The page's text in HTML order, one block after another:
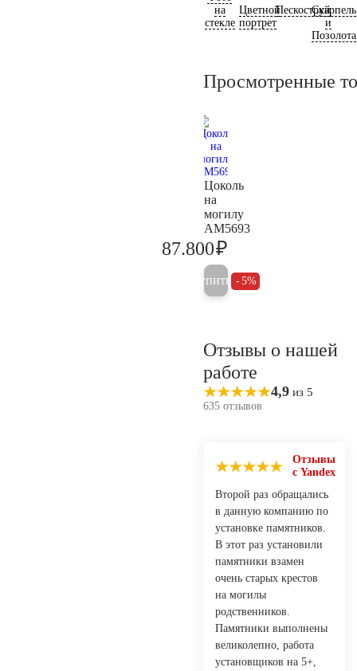
на
стекле
Цветной
портрет
ПескоструйСкарпель
и
Позолота
Просмотренные
Цоколь
на
могилу
AM5693
87.800₽
Купить 5%
Отзывы о нашей
работе
4,9 из 5
635 отзывов
Отзывы
с Yandex
Второй раз обращались
в данную компанию по
установке памятников.
В этот раз установили
памятники взамен
очень старых крестов
на могилы
родственников.
Памятники выполнены
великолепно, работа
установщиков на 5+,